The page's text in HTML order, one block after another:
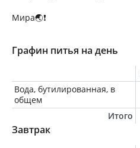
Мира🌏❗
Графин питья на день
Вода, бутилированная, в
общем
Итого
Завтрак